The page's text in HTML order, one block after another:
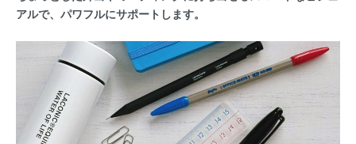
アルで、パワフルにサポートします。